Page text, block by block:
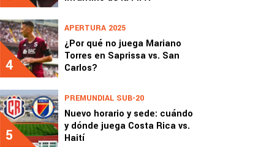
4
APERTURA 2025
¿Por qué no juega Mariano
Torres en Saprissa vs. San
Carlos?
5
PREMUNDIAL SUB-20
Nuevo horario y sede: cuándo
y dónde juega Costa Rica vs.
Haití